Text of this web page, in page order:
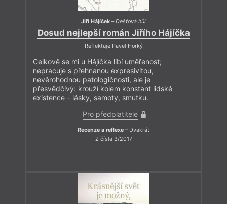
Jiří Hájíček –Dešťová hůl
Dosud nejlepší román Jiřího Hájíčka
Reflektuje Pavel Horký
Celkově se mi u Hájíčka libí uměřenost;
nepracuje s přehnanou expresivitou,
nevěrohodnou patologičnosti, ale je
přesvědčivý: krouží kolem konstant lidské
existence – lásky, samoty, smutku.
Pro předplatitele
Recenze a reflexe – Dvakrát
Z čísla 3/2017